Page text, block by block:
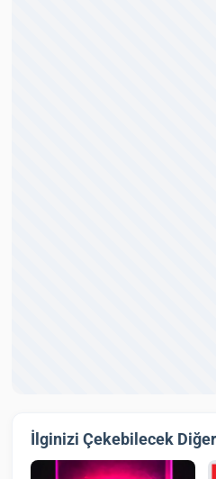
İlginizi Çekebilecek